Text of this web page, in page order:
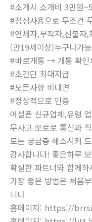
#소개시 소개비 3만원
#정심사용으로 무조건
#연체자,무직자,신불자
(만19세이상)누구나가능
#바로개통 → 개통 확인
#초간단 최대지급
#모든사항 비대면
#정상적으로 인증
어설픈 신규업체,유령
무사고 뽀로로 통신과
모든 궁금증 해소시켜
감사합니다! 좋은하루
확실한 파트너와 함께
가장 좋은 방법은 처음
니다
홈페이지: https://